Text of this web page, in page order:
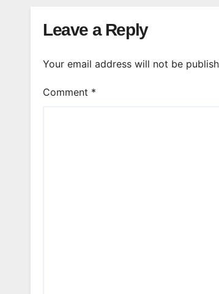
Leave a Reply
Your email address will not be
Comment *